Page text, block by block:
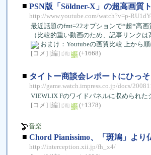
■ PSN版「Söldner-X」の超高画質
http://www.youtube.com/watch?v=p-
最近話題のfmt=22オプションで*超*高
（比較的重い動画のため、記事リンクは
おまけ：Youtubeの画質比較 上から
[コメ] [編] [消] (+1668)
■ タイトー商談会レポートにひっ
http://game.watch.impress.co.jp/docs/
VIEWLIX Fのワイドパネルに収められた
[コメ] [編] [消] (+1378)
音楽
■ Chord Pianissimo、「斑鳩」より
http://interception.xii.jp/fh_x4/